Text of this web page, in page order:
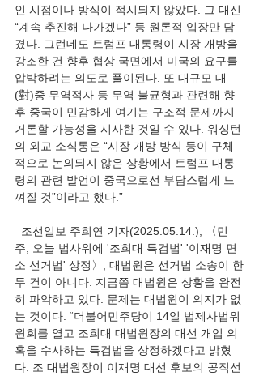
인 시점이나 방식이 적시되지 않았다. 그 대신
“계속 추진해 나가겠다” 등 원론적 입장만 담
겼다. 그런데도 트럼프 대통령이 시장 개방을
강조한 건 향후 협상 국면에서 미국의 요구를
압박하려는 의도로 풀이된다. 또 대규모 대
(對)중 무역적자 등 무역 불균형과 관련해 향
후 중국이 민감하게 여기는 구조적 문제까지
거론할 가능성을 시사한 것일 수 있다. 워싱턴
의 외교 소식통은 “시장 개방 방식 등이 구체
적으로 논의되지 않은 상황에서 트럼프 대통
령의 관련 발언이 중국으로선 부담스럽게 느
껴질 것”이라고 했다.”
조선일보 주희연 기자(2025.05.14.), 〈민
주, 오늘 법사위에 '조희대 특검법' '이재명 면
소 선거법' 상정〉, 대법원은 선거법 소송이 한
두 건이 아니다. 지금쯤 대법원은 상황을 완전
히 파악하고 있다. 문제는 대법원이 의지가 없
는 것이다. “더불어민주당이 14일 법제사법위
원회를 열고 조희대 대법원장의 대선 개입 의
혹을 수사하는 특검법을 상정하겠다고 밝혔
다. 조 대법원장이 이재명 대선 후보의 공직선